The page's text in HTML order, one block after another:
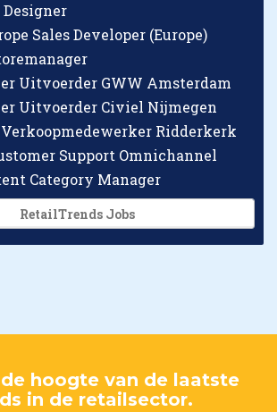
Sales Developer (Europe)
Uitvoerder GWW Amsterdam
Uitvoerder Civiel Nijmegen
Ridderkerk
Support Omnichannel
Category Manager
RetailTrends Jobs
hoogte van de laatste
in de retailsector.